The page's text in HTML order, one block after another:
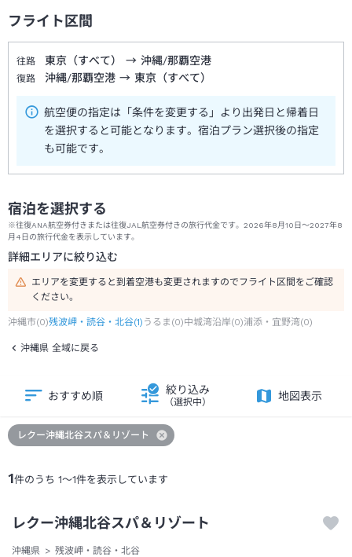
フライト区間
往路 東京（すべて） → 沖縄/那覇空港
復路 沖縄/那覇空港 → 東京（すべて）
航空便の指定は「条件を変更する」より出発日と帰着日
を選択すると可能となります。宿泊プラン選択後の指定
も可能です。
宿泊を選択する
※往復ANA航空券付きまたは往復JAL航空券付きの旅行代金です。2026年8月10日～2027年8
月4日の旅行代金を表示しています。
詳細エリアに絞り込む
エリアを変更すると到着空港も変更されますのでフライト区間をご確認
ください。
沖縄市(0)残波岬・読谷・北谷(1) うるま (0)中城湾沿岸(0)浦添・宜野湾(0)
沖縄県 全域に戻る
1件のうち 1～1件を表示しています
おすすめ順 絞り込み
（選択中）
地図表示
レクー沖縄北谷スパ＆リゾート
レクー沖縄北谷スパ＆リゾート
沖縄県
残波岬・読谷・北谷